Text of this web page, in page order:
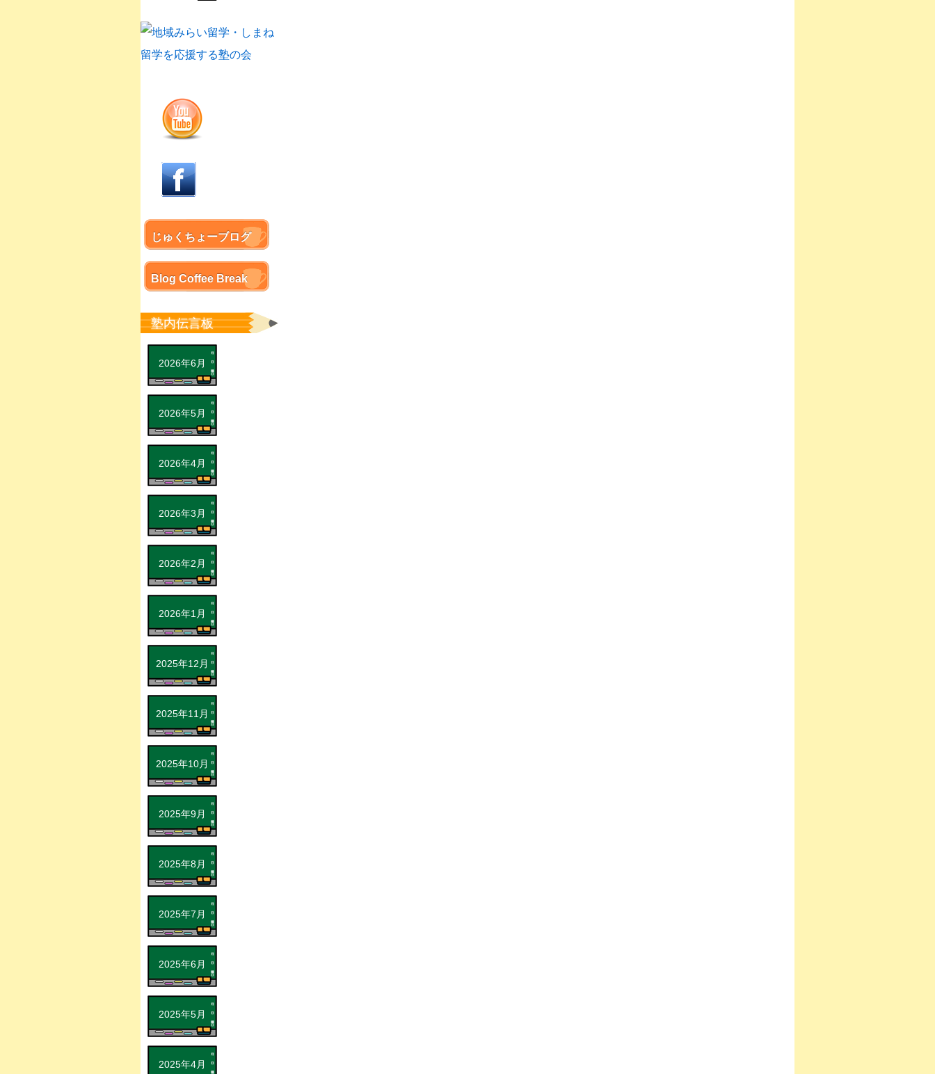
じゅくちょーブログ
Blog Coffee Break
塾内伝言板
2025年4月
2025年5月
2025年6月
2025年7月
2025年8月
2025年9月
2025年10月
2025年11月
2025年12月
2026年1月
2026年2月
2026年3月
2026年4月
2026年5月
2026年6月